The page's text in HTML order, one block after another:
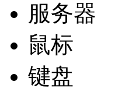
服务器
鼠标
键盘